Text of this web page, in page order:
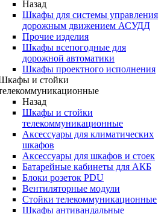
Назад
Шкафы для системы управления
дорожным движением АСУДД
Прочие изделия
Шкафы всепогодные для
дорожной автоматики
Шкафы проектного исполнения
и стойки
Назад
Шкафы и стойки
телекоммуникационные
Аксессуары для климатических
шкафов
Аксессуары для шкафов и стоек
Батарейные кабинеты для АКБ
Блоки розеток PDU
Вентиляторные модули
Стойки телекоммуникационные
Шкафы антивандальные